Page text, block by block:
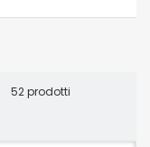
52 prodotti